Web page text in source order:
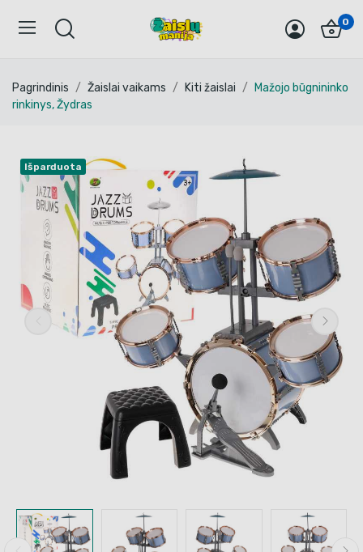
0
Pagrindinis Žaislai vaikams Kiti žaislai
Mažojo būgnininko
rinkinys, Žydras
Išparduota